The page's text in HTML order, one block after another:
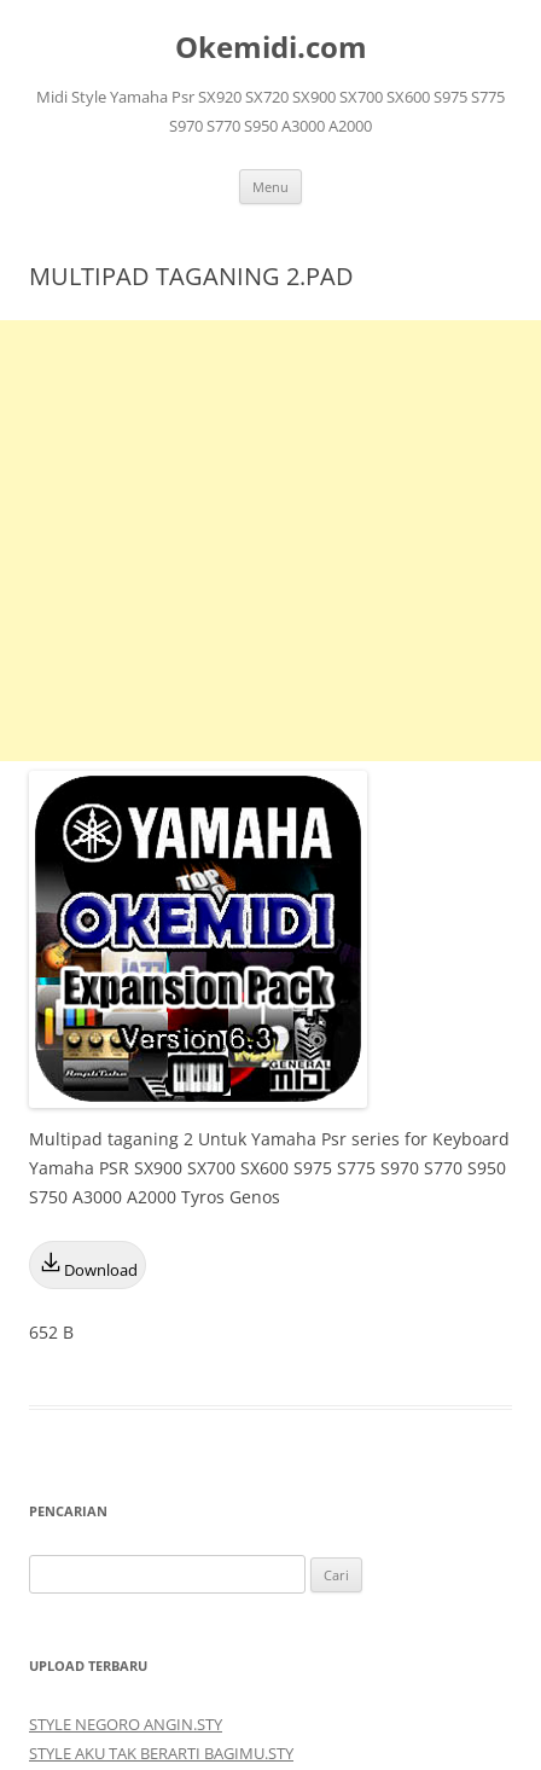
Okemidi.com
Midi Style Yamaha Psr SX920 SX720 SX900 SX700 SX600 S975 S775
S970 S770 S950 A3000 A2000
Menu
MULTIPAD TAGANING 2.PAD
Multipad taganing 2 Untuk Yamaha Psr series for Keyboard
Yamaha PSR SX900 SX700 SX600 S975 S775 S970 S770 S950
S750 A3000 A2000 Tyros Genos
Download
652 B
PENCARIAN
untuk:
UPLOAD TERBARU
STYLE NEGORO ANGIN.STY
STYLE AKU TAK BERARTI BAGIMU.STY